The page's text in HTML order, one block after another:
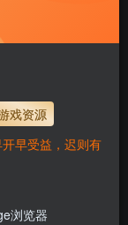
系QQ：3317425885
即可，更多请看本
戏资源
早受益，迟则有
浏览器